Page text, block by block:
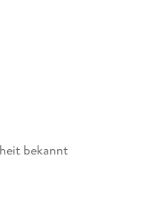
bekannt